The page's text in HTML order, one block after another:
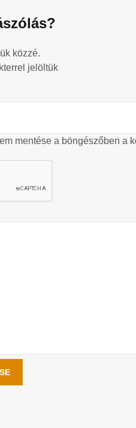
közzé.
jelöltük
mentése a böngészőben a